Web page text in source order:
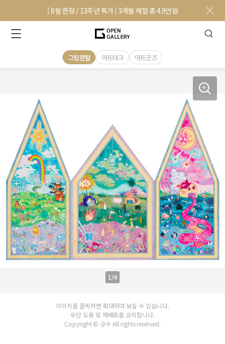
[ 8월 한정 / 13주년 특가 ] 3개월 체험 총 4.9만원
그림렌탈 아트테크 아트굿즈
1/4
이미지를 클릭하면 확대하여 보실 수 있습니다.
무단 도용 및 재배포를 금지합니다.
Copyright © 긍수 All rights reserved.